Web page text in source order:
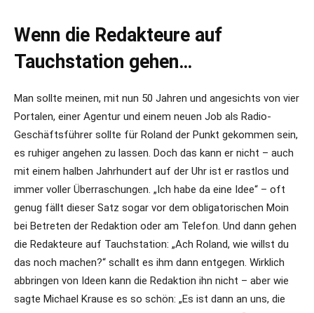
Wenn die Redakteure auf
Tauchstation gehen…
Man sollte meinen, mit nun 50 Jahren und angesichts von vier
Portalen, einer Agentur und einem neuen Job als Radio-
Geschäftsführer sollte für Roland der Punkt gekommen sein,
es ruhiger angehen zu lassen. Doch das kann er nicht – auch
mit einem halben Jahrhundert auf der Uhr ist er rastlos und
immer voller Überraschungen. „Ich habe da eine Idee“ – oft
genug fällt dieser Satz sogar vor dem obligatorischen Moin
bei Betreten der Redaktion oder am Telefon. Und dann gehen
die Redakteure auf Tauchstation: „Ach Roland, wie willst du
das noch machen?“ schallt es ihm dann entgegen. Wirklich
abbringen von Ideen kann die Redaktion ihn nicht – aber wie
sagte Michael Krause es so schön: „Es ist dann an uns, die